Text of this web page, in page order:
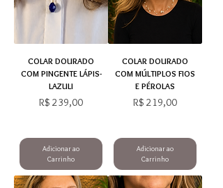
COLAR DOURADO
COM PINGENTE LÁPIS-
LAZULI
Preço
R$ 239,00
Adicionar ao
Carrinho
COLAR DOURADO
COM MÚLTIPLOS FIOS
E PÉROLAS
Preço
R$ 219,00
Adicionar ao
Carrinho